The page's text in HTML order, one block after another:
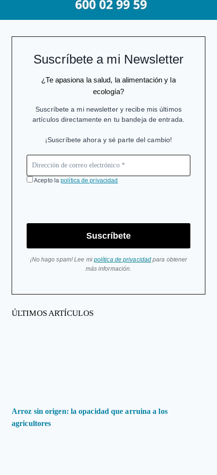
Suscríbete a mi Newsletter
¿Te apasiona la salud, la alimentación y la
ecología?
Suscríbete a mi newsletter y recibe mis últimos
artículos directamente en tu bandeja de entrada.
¡Suscríbete ahora y sé parte del cambio!
Acepto lapolítica de privacidad
Suscríbete
¡No hago spam! Lee mi política de privacidad para obtener
más información.
ÚLTIMOS ARTÍCULOS
Arroz sin origen: la opacidad que arruina a los
agricultores